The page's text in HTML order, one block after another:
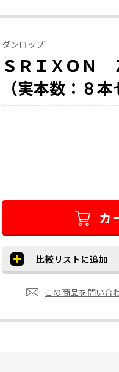
ダンロップ
ＳＲＩＸＯ
（実本数：８本
この商品を問い合